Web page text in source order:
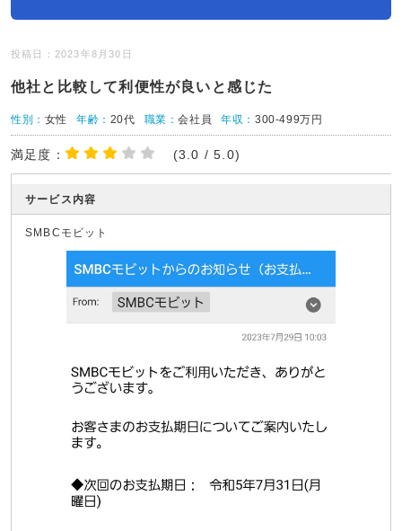
投稿日：2023年8月30日
他社と比較して利便性が良いと感じた
性別： 女性 年齢： 20代 職業：会社員 年収：300-499万円
満足度： (3.0 / 5.0)
サービス内容
SMBCモビット